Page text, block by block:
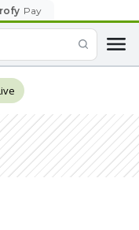
Pay